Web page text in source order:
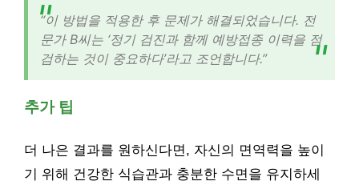
“이 방법을 적용한 후 문제가 해결되었습니다. 전
문가 B씨는 ‘정기 검진과 함께 예방접종 이력을 점
검하는 것이 중요하다’라고 조언합니다.”
추가 팁
더 나은 결과를 원하신다면, 자신의 면역력을 높이
기 위해 건강한 식습관과 충분한 수면을 유지하세